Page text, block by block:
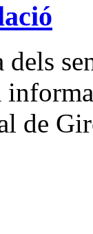
dels
de